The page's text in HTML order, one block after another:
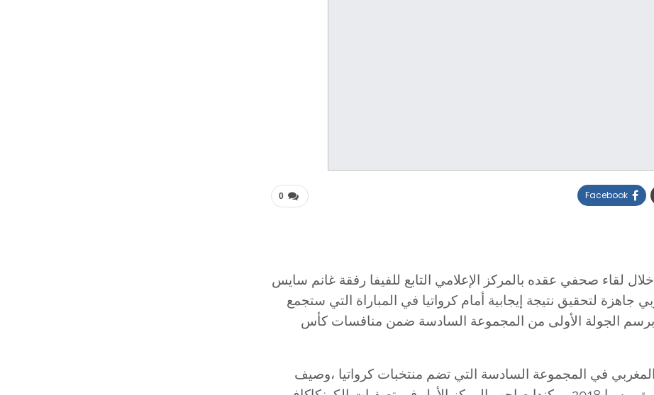
0 Facebook
خلال لقاء صحفي عقده بالمركز الإعلامي التابع للفيفا رفقة غانم سايس
لتحقيق نتيجة إيجابية أمام كرواتيا في المباراة التي ستجمع
برسم الجولة الأولى من المجموعة السادسة ضمن منافسات كأس
في المجموعة السادسة التي تضم منتخبات كرواتيا ،وصيف